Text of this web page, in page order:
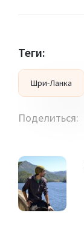
Теги:
Шри-Ланка
Поделиться: